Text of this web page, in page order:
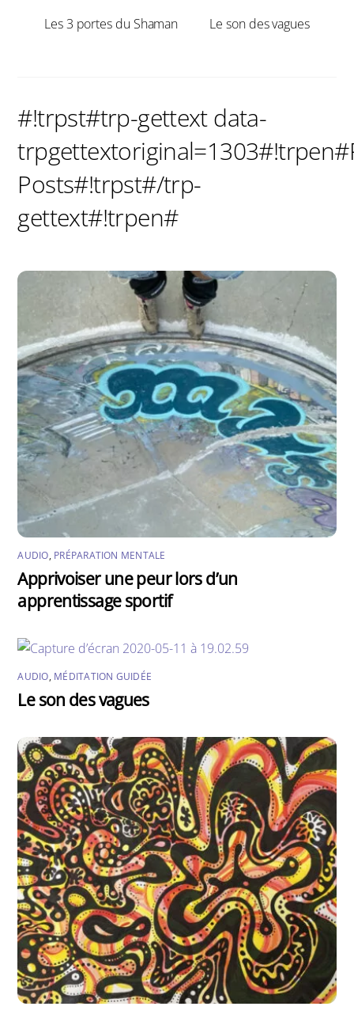
Les 3 portes du Shaman Le son des vagues
#!trpst#trp-gettext data-
Posts#!trpst#/trp-
gettext#!trpen#
AUDIO, PRÉPARATION MENTALE
Apprivoiser une peur lors d’un
apprentissage sportif
AUDIO, MÉDITATION GUIDÉE
Le son des vagues